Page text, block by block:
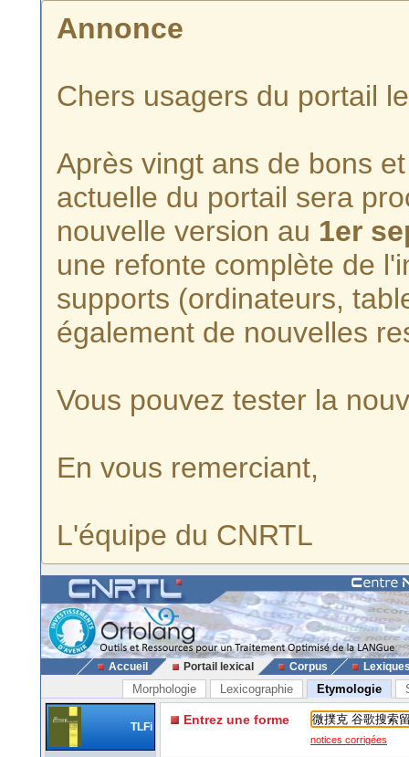
Annonce
Chers usagers du portail
Après vingt ans de bons
actuelle du portail sera
nouvelle version au 1er
une refonte complète de
supports (ordinateurs,
également de nouvelles
Vous pouvez tester la
En vous remerciant,
L'équipe du CNRTL
Accueil Portail lexical Corpus
Morphologie Lexicographie Etymologie
TLFi Entrez une forme
notices corrigées